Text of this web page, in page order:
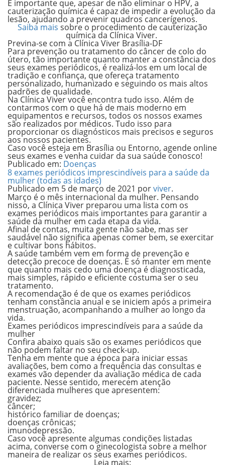
É importante que, apesar de não eliminar o HPV, a
cauterização química é capaz de impedir a evolução da
lesão, ajudando a prevenir quadros cancerígenos.
Saiba mais sobre o procedimento de cauterização
química da Clínica Viver.
Previna-se com a Clínica Viver Brasília-DF
Para prevenção ou tratamento do câncer de colo do
útero, tão importante quanto manter a constância dos
seus exames periódicos, é realizá-los em um local de
tradição e confiança, que ofereça tratamento
personalizado, humanizado e seguindo os mais altos
padrões de qualidade.
Na Clínica Viver você encontra tudo isso. Além de
contarmos com o que há de mais moderno em
equipamentos e recursos, todos os nossos exames
são realizados por médicos. Tudo isso para
proporcionar os diagnósticos mais precisos e seguros
aos nossos pacientes.
Caso você esteja em Brasília ou Entorno, agende online
seus exames e venha cuidar da sua saúde conosco!
Publicado em: Doenças
8 exames periódicos imprescindíveis para a saúde da
mulher (todas as idades)
Publicado em 5 de março de 2021 porviver.
Março é o mês internacional da mulher. Pensando
nisso, a Clínica Viver preparou uma lista com os
exames periódicos mais importantes para garantir a
saúde da mulher em cada etapa da vida.
Afinal de contas, muita gente não sabe, mas ser
saudável não significa apenas comer bem, se exercitar
e cultivar bons hábitos.
A saúde também vem em forma de prevenção e
detecção precoce de doenças. É só manter em mente
que quanto mais cedo uma doença é diagnosticada,
mais simples, rápido e eficiente costuma ser o seu
tratamento.
A recomendação é de que os exames periódicos
tenham constância anual e se iniciem após a primeira
menstruação, acompanhando a mulherao longo da
vida.
Exames periódicos imprescindíveis para a saúde da
mulher
Confira abaixo quais são os exames periódicos que
não podem faltar no seu check-up.
Tenha em mente que a época para iniciar essas
avaliações, bem como a frequência das consultas e
exames vão depender da avaliação médica de cada
paciente. Nesse sentido, merecem atenção
diferenciada mulheres que apresentem:
gravidez;
câncer;
histórico familiar de doenças;
doenças crônicas;
imunodepressão.
Caso você apresente algumas condições listadas
acima, converse com o ginecologista sobre a melhor
maneira de realizar os seus exames periódicos.
Leia mais: